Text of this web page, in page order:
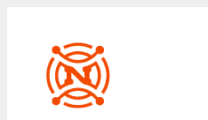
contenido